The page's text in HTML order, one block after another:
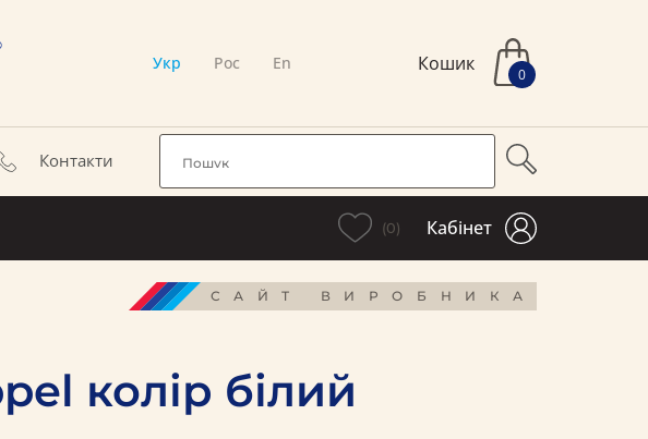
Укр Рос En Кошик 0
Контакти
(0) Кабінет
САЙТ ВИРОБНИКА
колір білий